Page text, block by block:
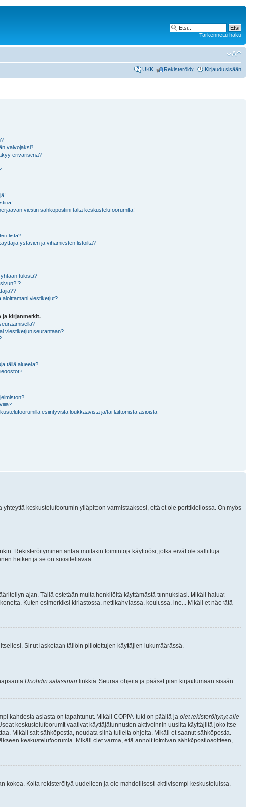
Tarkennettu haku
UKK Rekisteröidy Kirjaudu sisään
valvojaksi?
erivärisenä?
viestin sähköpostiini tältä keskustelufoorumilta!
lista?
ystävien ja vihamiesten listoilta?
tulosta?
aloittamani viestiketjut?
ja kirjanmerkit.
viestiketjun seurantaan?
tällä alueella?
esiintyvistä loukkaavista ja/tai laittomista asioista
keskustelufoorumin ylläpitoon varmistaaksesi, että et ole porttikiellossa. On myös
Rekisteröityminen antaa muitakin toimintoja käyttöösi, jotka eivät ole sallittuja
hetken ja se on suositeltavaa.
ajan. Tällä estetään muita henkilöitä käyttämästä tunnuksiasi. Mikäli haluat
Kuten esimerkiksi kirjastossa, nettikahvilassa, koulussa, jne... Mikäli et näe tätä
Sinut lasketaan tällöin piilotettujen käyttäjien lukumäärässä.
Unohdin salasanan linkkiä. Seuraa ohjeita ja pääset pian kirjautumaan sisään.
kahdesta asiasta on tapahtunut. Mikäli COPPA-tuki on päällä ja olet rekisteröitynyt alle
keskustelufoorumit vaativat käyttäjätunnusten aktivoinnin uusilta käyttäjiltä joko itse
Mikäli sait sähköpostia, noudata siinä tulleita ohjeita. Mikäli et saanut sähköpostia.
keskustelufoorumia. Mikäli olet varma, että annoit toimivan sähköpostiosoitteen,
kokoa. Koita rekisteröityä uudelleen ja ole mahdollisesti aktiivisempi keskusteluissa.